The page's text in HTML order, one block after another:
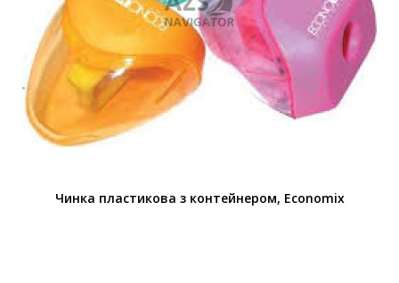
Чинка пластикова з контейнером, Economix